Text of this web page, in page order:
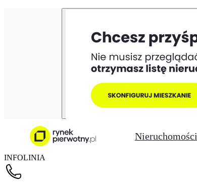
Nieruchomości
INFOLINIA